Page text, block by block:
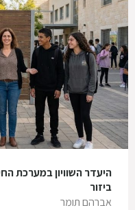
היעדר השוויון במערכת
ביזור
אברהם תומר